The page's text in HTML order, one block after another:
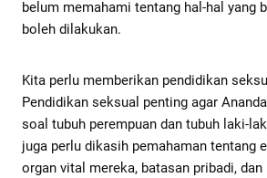
belum memahami tentang hal-hal yang
boleh dilakukan.
Kita perlu memberikan pendidikan
Pendidikan seksual penting agar
soal tubuh perempuan dan tubuh laki-
juga perlu dikasih pemahaman tentang
organ vital mereka, batasan pribadi, dan